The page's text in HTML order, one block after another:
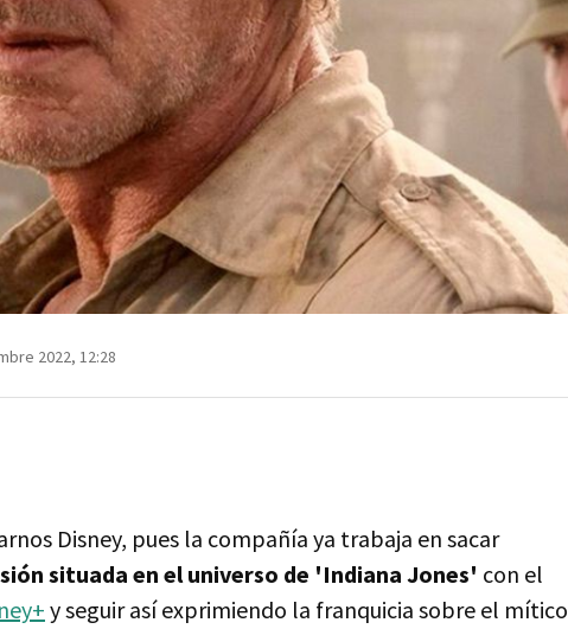
2022, 12:28
Disney, pues la compañía ya trabaja en sacar
situada en el universo de 'Indiana Jones' con el
y seguir así exprimiendo la franquicia sobre el mítico